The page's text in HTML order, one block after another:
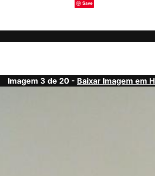
Save
Imagem 3 de 20 - Baixar Imagem em